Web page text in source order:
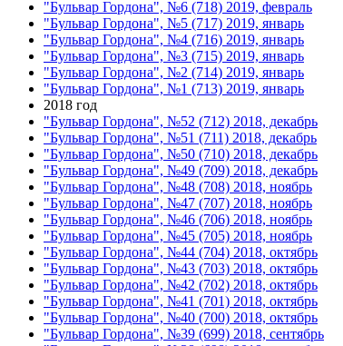
"Бульвар Гордона", №6 (718) 2019, февраль
"Бульвар Гордона", №5 (717) 2019, январь
"Бульвар Гордона", №4 (716) 2019, январь
"Бульвар Гордона", №3 (715) 2019, январь
"Бульвар Гордона", №2 (714) 2019, январь
"Бульвар Гордона", №1 (713) 2019, январь
2018 год
"Бульвар Гордона", №52 (712) 2018, декабрь
"Бульвар Гордона", №51 (711) 2018, декабрь
"Бульвар Гордона", №50 (710) 2018, декабрь
"Бульвар Гордона", №49 (709) 2018, декабрь
"Бульвар Гордона", №48 (708) 2018, ноябрь
"Бульвар Гордона", №47 (707) 2018, ноябрь
"Бульвар Гордона", №46 (706) 2018, ноябрь
"Бульвар Гордона", №45 (705) 2018, ноябрь
"Бульвар Гордона", №44 (704) 2018, октябрь
"Бульвар Гордона", №43 (703) 2018, октябрь
"Бульвар Гордона", №42 (702) 2018, октябрь
"Бульвар Гордона", №41 (701) 2018, октябрь
"Бульвар Гордона", №40 (700) 2018, октябрь
"Бульвар Гордона", №39 (699) 2018, сентябрь